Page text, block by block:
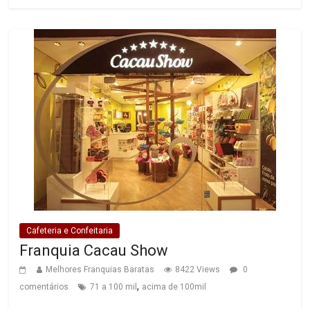
Cafeteria e Confeitaria
Franquia Cacau Show
Melhores Franquias Baratas 8422 Views
0
comentários
71 a 100 mil, acima de 100mil